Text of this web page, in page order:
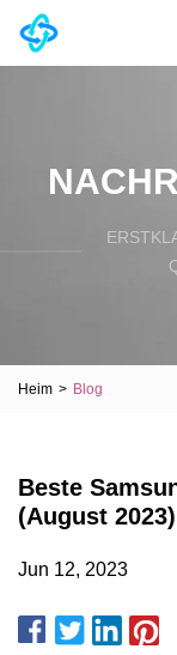
Heim > Blog
Beste
(August 2023)
Jun 12, 2023